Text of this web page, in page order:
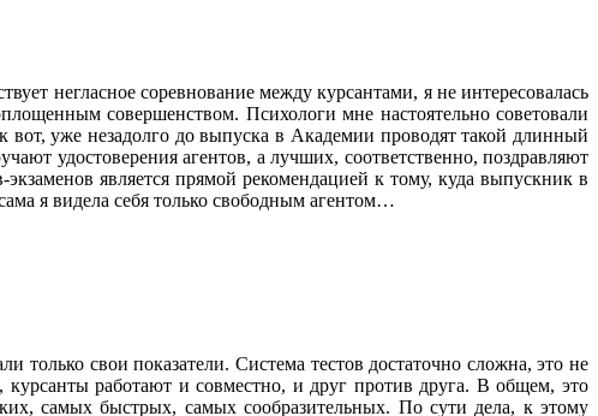
негласное соревнование между курсантами, я не интересовалась
совершенством. Психологи мне настоятельно советовали
уже незадолго до выпуска в Академии проводят такой длинный
удостоверения агентов, а лучших, соответственно, поздравляют
является прямой рекомендацией к тому, куда выпускник в
я видела себя только свободным агентом…
свои показатели. Система тестов достаточно сложна, это не
работают и совместно, и друг против друга. В общем, это
самых быстрых, самых сообразительных. По сути дела, к этому